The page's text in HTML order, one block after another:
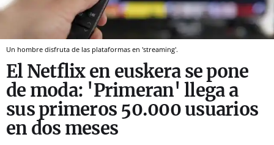
Un hombre disfruta de las plataformas en 'streaming'.
El Netflix en euskera se pone
de moda: 'Primeran' llega a
sus primeros 50.000 usuarios
en dos meses